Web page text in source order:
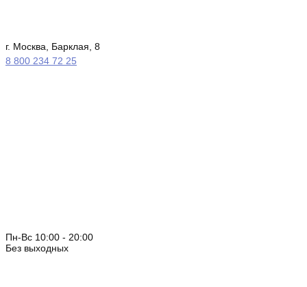
г. Москва, Барклая, 8
8 800 234 72 25
Пн-Вс 10:00 - 20:00
Без выходных